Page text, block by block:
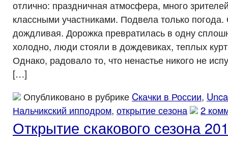
отлично: праздничная атмосфера, много
классными участниками. Подвела только
дождливая. Дорожка превратилась в одну
холодно, люди стояли в дождевиках, теплых
Однако, радовало то, что ненастье никого не
[…]
Опубликовано в рубрике Cкачки в России,
Нальчикский ипподром, открытие сезона 2
Открытие скакового сезона